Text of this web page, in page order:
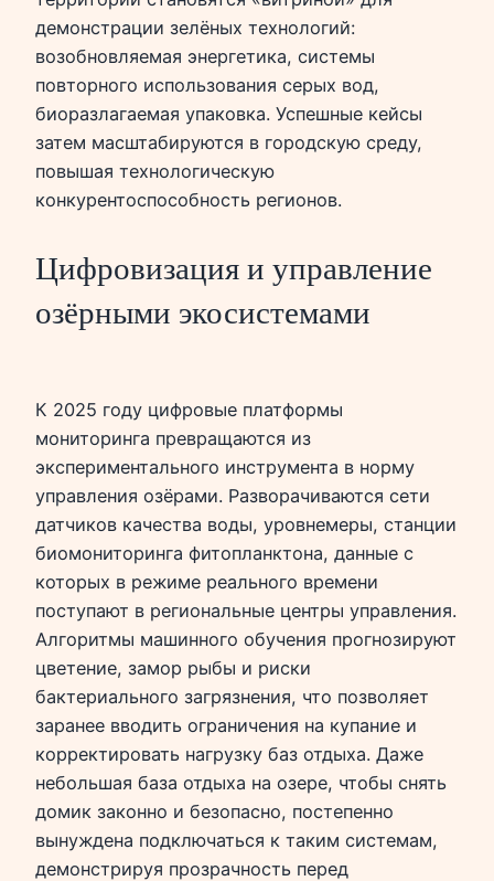
демонстрации зелёных технологий:
возобновляемая энергетика, системы
повторного использования серых вод,
биоразлагаемая упаковка. Успешные кейсы
затем масштабируются в городскую среду,
повышая технологическую
конкурентоспособность регионов.
Цифровизация и управление
озёрными экосистемами
К 2025 году цифровые платформы
мониторинга превращаются из
экспериментального инструмента в норму
управления озёрами. Разворачиваются сети
датчиков качества воды, уровнемеры, станции
биомониторинга фитопланктона, данные с
которых в режиме реального времени
поступают в региональные центры управления.
Алгоритмы машинного обучения прогнозируют
цветение, замор рыбы и риски
бактериального загрязнения, что позволяет
заранее вводить ограничения на купание и
корректировать нагрузку баз отдыха. Даже
небольшая база отдыха на озере, чтобы снять
домик законно и безопасно, постепенно
вынуждена подключаться к таким системам,
демонстрируя прозрачность перед